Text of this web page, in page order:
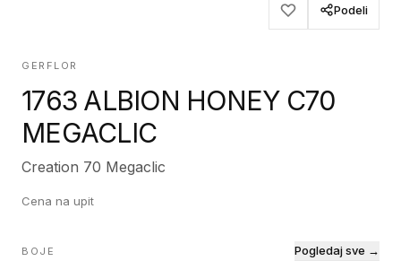
Podeli
GERFLOR
1763 ALBION HONEY C70
MEGACLIC
Creation 70 Megaclic
Cena na upit
BOJE Pogledaj sve →